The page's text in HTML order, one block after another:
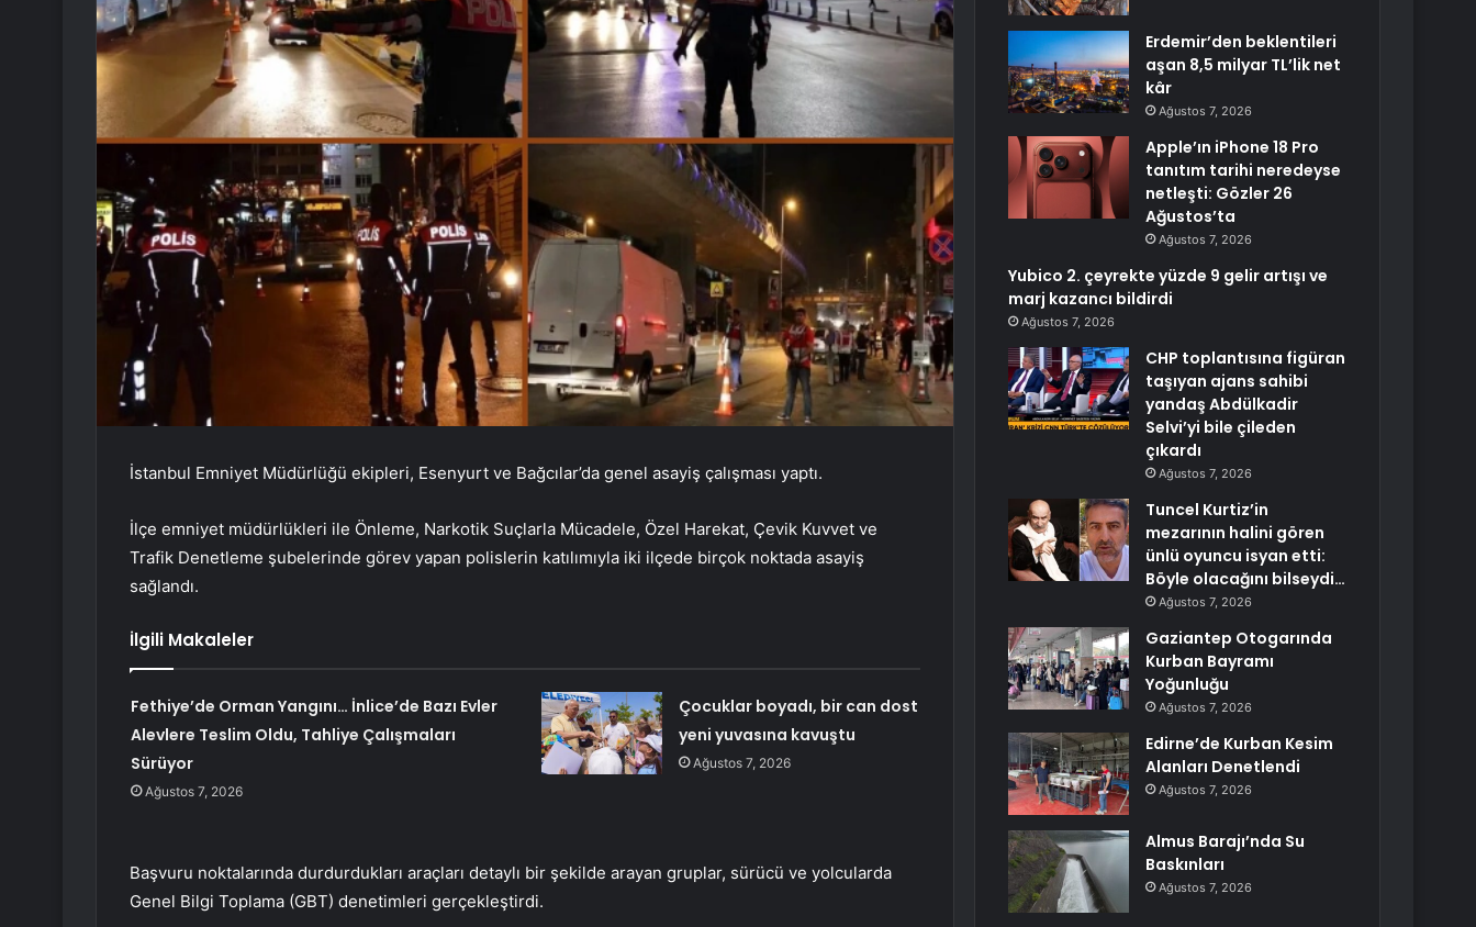
İstanbul Emniyet Müdürlüğü ekipleri, Esenyurt ve Bağcılar’da genel asayiş çalışması yaptı.
İlçe emniyet müdürlükleri ile Önleme, Narkotik Suçlarla Mücadele, Özel Harekat, Çevik Kuvvet ve
Trafik Denetleme şubelerinde görev yapan polislerin katılımıyla iki ilçede birçok noktada asayiş
sağlandı.
İlgili Makaleler
Fethiye’de Orman Yangını… İnlice’de Bazı Evler
Alevlere Teslim Oldu, Tahliye Çalışmaları
Sürüyor
Ağustos 7, 2026
Çocuklar boyadı, bir can dost
yeni yuvasına kavuştu
Ağustos 7, 2026
Başvuru noktalarında durdurdukları araçları detaylı bir şekilde arayan gruplar, sürücü ve yolcularda
Genel Bilgi Toplama (GBT) denetimleri gerçekleştirdi.
Erdemir’den beklentileri
aşan 8,5 milyar TL’lik net
kâr
Ağustos 7, 2026
Apple’ın iPhone 18 Pro
tanıtım tarihi neredeyse
netleşti: Gözler 26
Ağustos’ta
Ağustos 7, 2026
Yubico 2. çeyrekte yüzde 9 gelir artışı ve
marj kazancı bildirdi
Ağustos 7, 2026
CHP toplantısına figüran
taşıyan ajans sahibi
yandaş Abdülkadir
Selvi’yi bile çileden
çıkardı
Ağustos 7, 2026
Tuncel Kurtiz’in
mezarının halini gören
ünlü oyuncu isyan etti:
Böyle olacağını bilseydi…
Ağustos 7, 2026
Gaziantep Otogarında
Kurban Bayramı
Yoğunluğu
Ağustos 7, 2026
Edirne’de Kurban Kesim
Alanları Denetlendi
Ağustos 7, 2026
Almus Barajı’nda Su
Baskınları
Ağustos 7, 2026